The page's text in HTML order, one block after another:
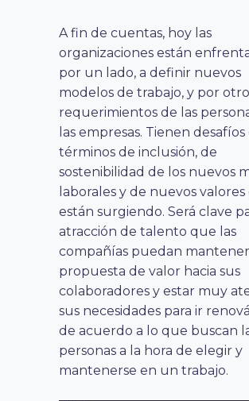
A fin de cuentas, hoy las
organizaciones están
por un lado, a definir nuevos
modelos de trabajo, y por
requerimientos de las
las empresas. Tienen desafíos
términos de inclusión, de
sostenibilidad de los nuevos
laborales y de nuevos
están surgiendo. Será clave
atracción de talento que las
compañías puedan
propuesta de valor hacia sus
colaboradores y estar muy
sus necesidades para ir
de acuerdo a lo que buscan
personas a la hora de elegir y
mantenerse en un trabajo.